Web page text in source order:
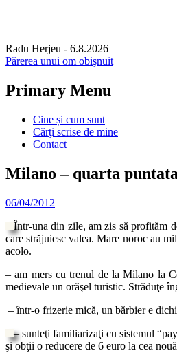
Radu Herjeu - 6.8.2026
Părerea unui om obişnuit
Primary Menu
Skip
content
Cine și cum sunt
Cărţi scrise de mine
Contact
Milano – quarta
06/04/2012
Într-una din zile, am zis să profităm
care străjuiesc valea. Mare noroc au
acolo.
– am mers cu trenul de la Milano la
medievale un orăşel turistic. Străduţe
– într-o frizerie mică, un bărbier e
– sunteţi familiarizaţi cu sistemul
şi obţii o reducere de 6 euro la cea